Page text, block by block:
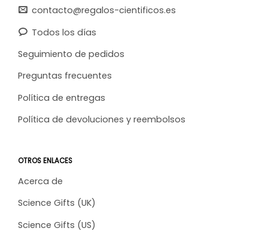
contacto@regalos-cientificos.es
Todos los días
Seguimiento de pedidos
Preguntas frecuentes
Política de entregas
Política de devoluciones y reembolsos
OTROS ENLACES
Acerca de
Science Gifts (UK)
Science Gifts (US)